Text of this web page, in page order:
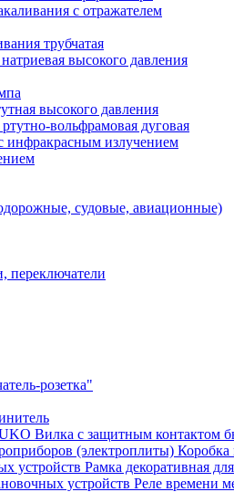
с отражателем
трубчатая
высокого давления
высокого давления
вольфрамовая дуговая
инфракрасным излучением
судовые, авиационные)
переключатели
розетка"
Вилка с защитным контактом
Коробка
Рамка декоративная
Реле времени